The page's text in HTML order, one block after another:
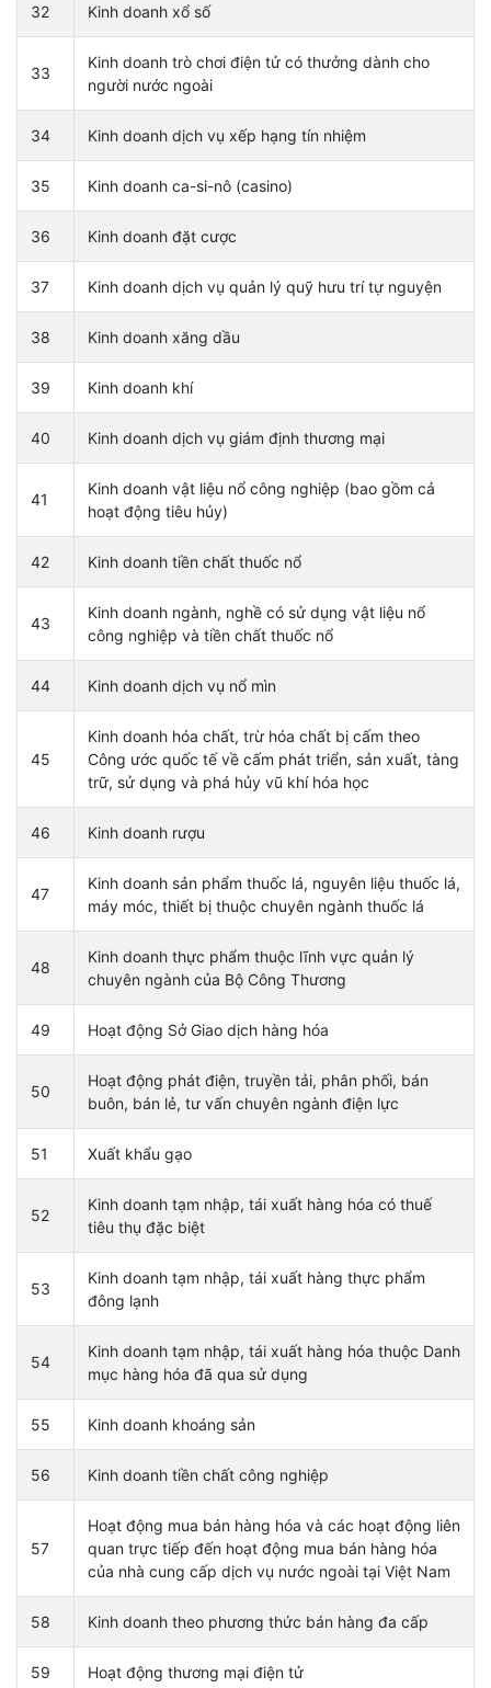
32 Kinh doanh xổ số
33
Kinh doanh trò chơi điện tử có thưởng dành cho
người nước ngoài
34 Kinh doanh dịch vụ xếp hạng tín nhiệm
35 Kinh doanh ca-si-nô (casino)
36 Kinh doanh đặt cược
37 Kinh doanh dịch vụ quản lý quỹ hưu trí tự nguyện
38 Kinh doanh xăng dầu
39 Kinh doanh khí
40 Kinh doanh dịch vụ giám định thương mại
41
Kinh doanh vật liệu nổ công nghiệp (bao gồm cả
hoạt động tiêu hủy)
42 Kinh doanh tiền chất thuốc nổ
43
Kinh doanh ngành, nghề có sử dụng vật liệu nổ
công nghiệp và tiền chất thuốc nổ
44 Kinh doanh dịch vụ nổ mìn
45
Kinh doanh hóa chất, trừ hóa chất bị cấm theo
Công ước quốc tế về cấm phát triển, sản xuất, tàng
trữ, sử dụng và phá hủy vũ khí hóa học
46 Kinh doanh rượu
47
Kinh doanh sản phẩm thuốc lá, nguyên liệu thuốc lá,
máy móc, thiết bị thuộc chuyên ngành thuốc lá
48
Kinh doanh thực phẩm thuộc lĩnh vực quản lý
chuyên ngành của Bộ Công Thương
49 Hoạt động Sở Giao dịch hàng hóa
50
Hoạt động phát điện, truyền tải, phân phối, bán
buôn, bán lẻ, tư vấn chuyên ngành điện lực
51 Xuất khẩu gạo
52
Kinh doanh tạm nhập, tái xuất hàng hóa có thuế
tiêu thụ đặc biệt
53
Kinh doanh tạm nhập, tái xuất hàng thực phẩm
đông lạnh
54
Kinh doanh tạm nhập, tái xuất hàng hóa thuộc Danh
mục hàng hóa đã qua sử dụng
55 Kinh doanh khoáng sản
56 Kinh doanh tiền chất công nghiệp
57
Hoạt động mua bán hàng hóa và các hoạt động liên
quan trực tiếp đến hoạt động mua bán hàng hóa
của nhà cung cấp dịch vụ nước ngoài tại Việt Nam
58 Kinh doanh theo phương thức bán hàng đa cấp
59 Hoạt động thương mại điện tử